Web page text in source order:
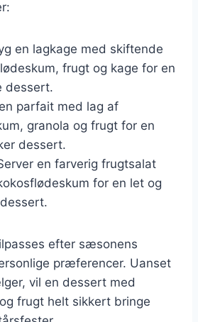
en lagkage med skiftende
frugt og kage for en
dessert.
parfait med lag af
granola og frugt for en
dessert.
en farverig frugtsalat
for en let og
efter sæsonens
præferencer. Uanset
vil en dessert med
frugt helt sikkert bringe